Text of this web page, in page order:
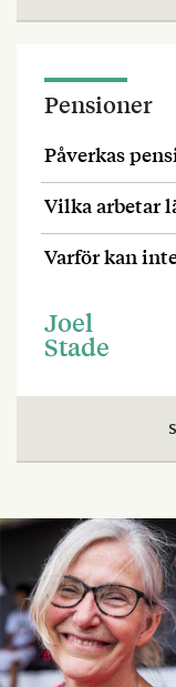
Pensioner
Påverkas
Vilka arbetar
Varför kan
Joel
Stade